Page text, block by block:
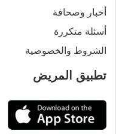
أخبار وصحافة
أسئلة متكررة
الشروط والخصوصية
تطبيق المريض